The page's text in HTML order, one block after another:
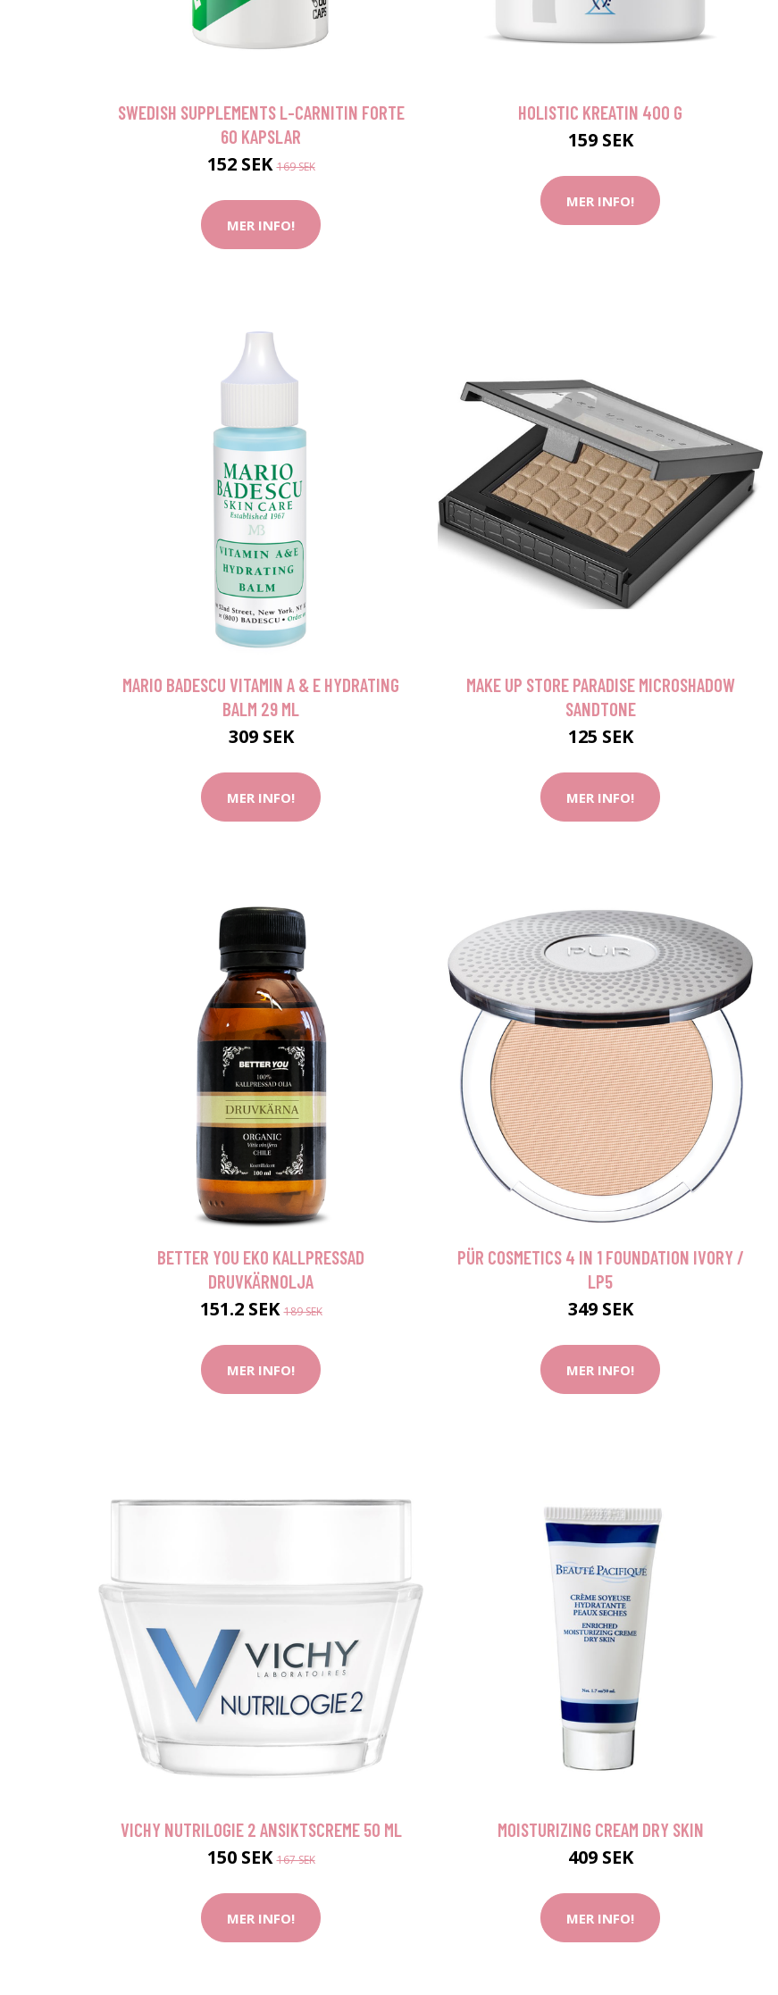
SWEDISH SUPPLEMENTS L-CARNITIN FORTE
60 KAPSLAR
152 SEK169 SEK
MER INFO!
HOLISTIC KREATIN 400 G
159 SEK
MER INFO!
MARIO BADESCU VITAMIN A & E HYDRATING
BALM 29 ML
309 SEK
MER INFO!
MAKE UP STORE PARADISE MICROSHADOW
SANDTONE
125 SEK
MER INFO!
BETTER YOU EKO KALLPRESSAD
DRUVKÄRNOLJA
151.2 SEK189 SEK
MER INFO!
PÜR COSMETICS 4 IN 1 FOUNDATION IVORY /
LP5
349 SEK
MER INFO!
VICHY NUTRILOGIE 2 ANSIKTSCREME 50 ML
150 SEK167 SEK
MER INFO!
MOISTURIZING CREAM DRY SKIN
409 SEK
MER INFO!